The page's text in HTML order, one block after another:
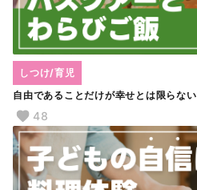
自由であることだけが幸せとは限らない
しつけ/育児
48